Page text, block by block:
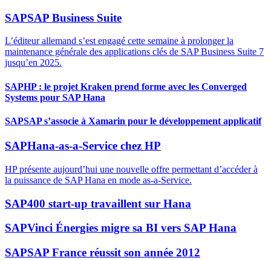
SAPSAP Business Suite
L’éditeur allemand s’est engagé cette semaine à prolonger la
maintenance générale des applications clés de SAP Business Suite 7
jusqu’en 2025.
SAPHP : le projet Kraken prend forme avec les Converged
Systems pour SAP Hana
SAPSAP s’associe à Xamarin pour le développement applicatif
SAPHana-as-a-Service chez HP
HP présente aujourd’hui une nouvelle offre permettant d’accéder à
la puissance de SAP Hana en mode as-a-Service.
SAP400 start-up travaillent sur Hana
SAPVinci Énergies migre sa BI vers SAP Hana
SAPSAP France réussit son année 2012